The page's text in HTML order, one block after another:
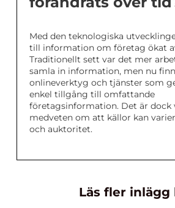
Med den teknologiska
till information om företag ökat
Traditionellt sett var det mer
samla in information, men nu
onlineverktyg och tjänster som
enkel tillgång till omfattande
företagsinformation. Det är dock
medveten om att källor kan
och auktoritet.
Läs fler inlägg